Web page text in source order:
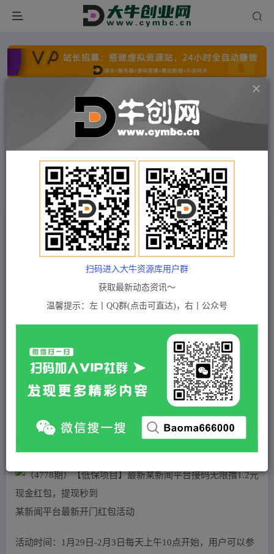
点击开通分站+ 每日收入300+
文字广告火爆招租 文字广告火爆招租
文字广告火爆招租
文字广告火爆招租 文字广告火爆招租
付费项目 中创网 正文
（4778期）【低保项目】最新某新闻平台接码无限
撸1.2元现金红包，提现秒到
5 积分
黄金会员 2 超级会员(永久VIP) 免费
站长QQ：1970819299
付费资源
某新闻平台最新开门红包活动
活动时间：1月29日-2月3日每天上午10点开始，用户可以参
扫码进入大牛资源库用户群
获取最新动态资讯～
温馨提示：左丨QQ群(点击可直达)，右丨公众号